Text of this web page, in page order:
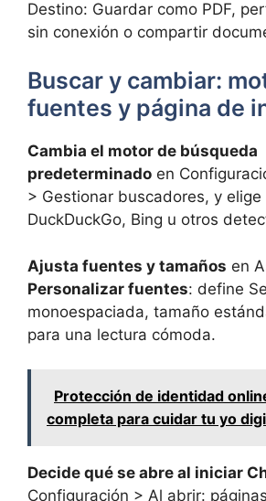
Destino: Guardar como PDF,
sin conexión o compartir
Buscar y cambiar:
fuentes y página de
Cambia el motor de búsqueda
predeterminado en
> Gestionar buscadores, y elige
DuckDuckGo, Bing u otros
Ajusta fuentes y tamaños en
Personalizar fuentes: define
monoespaciada, tamaño
para una lectura cómoda.
Protección de identidad
completa para cuidar tu yo
Decide qué se abre al iniciar
Configuración > Al abrir: